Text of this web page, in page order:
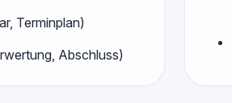
Terminplan)
Abschluss)